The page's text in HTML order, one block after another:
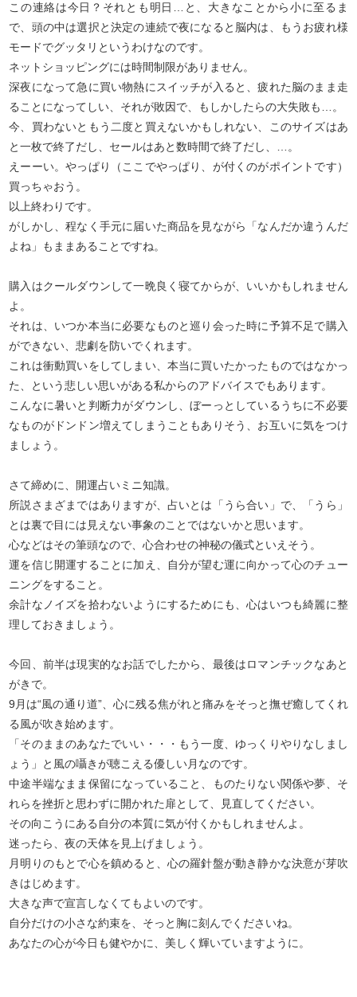
この連絡は今日？それとも明日…と、大きなことから小に至るま
で、頭の中は選択と決定の連続で夜になると脳内は、もうお疲れ様
モードでグッタリというわけなのです。
ネットショッピングには時間制限がありません。
深夜になって急に買い物熱にスイッチが入ると、疲れた脳のまま走
ることになってしい、それが敗因で、もしかしたらの大失敗も…。
今、買わないともう二度と買えないかもしれない、このサイズはあ
と一枚で終了だし、セールはあと数時間で終了だし、…。
えーーい。やっぱり（ここでやっぱり、が付くのがポイントです）
買っちゃおう。
以上終わりです。
がしかし、程なく手元に届いた商品を見ながら「なんだか違うんだ
よね」もままあることですね。
購入はクールダウンして一晩良く寝てからが、いいかもしれません
よ。
それは、いつか本当に必要なものと巡り会った時に予算不足で購入
ができない、悲劇を防いでくれます。
これは衝動買いをしてしまい、本当に買いたかったものではなかっ
た、という悲しい思いがある私からのアドバイスでもあります。
こんなに暑いと判断力がダウンし、ぼーっとしているうちに不必要
なものがドンドン増えてしまうこともありそう、お互いに気をつけ
ましょう。
さて締めに、開運占いミニ知識。
所説さまざまではありますが、占いとは「うら合い」で、「うら」
とは裏で目には見えない事象のことではないかと思います。
心などはその筆頭なので、心合わせの神秘の儀式といえそう。
運を信じ開運することに加え、自分が望む運に向かって心のチュー
ニングをすること。
余計なノイズを拾わないようにするためにも、心はいつも綺麗に整
理しておきましょう。
今回、前半は現実的なお話でしたから、最後はロマンチックなあと
がきで。
9月は“風の通り道”、心に残る焦がれと痛みをそっと撫ぜ癒してくれ
る風が吹き始めます。
「そのままのあなたでいい・・・もう一度、ゆっくりやりなしまし
ょう」と風の囁きが聴こえる優しい月なのです。
中途半端なまま保留になっていること、ものたりない関係や夢、そ
れらを挫折と思わずに開かれた扉として、見直してください。
その向こうにある自分の本質に気が付くかもしれませんよ。
迷ったら、夜の天体を見上げましょう。
月明りのもとで心を鎮めると、心の羅針盤が動き静かな決意が芽吹
きはじめます。
大きな声で宣言しなくてもよいのです。
自分だけの小さな約束を、そっと胸に刻んでくださいね。
あなたの心が今日も健やかに、美しく輝いていますように。